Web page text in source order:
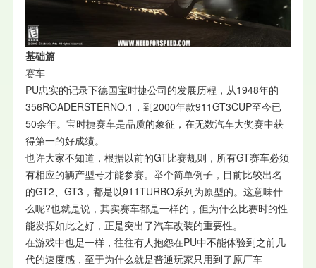
基础篇
赛车
PU忠实的记录下德国宝时捷公司的发展历程，从1948年的
356ROADERSTERNO.1，到2000年款911GT3CUP至今已
50余年。宝时捷赛车是品质的象征，在无数汽车大奖赛中获
得第一的好成绩。
也许大家不知道，根据以前的GT比赛规则，所有GT赛车必须
有相应的辆产型号才能参赛。举个简单例子，目前比较出名
的GT2、GT3，都是以911TURBO系列为原型的。这意味什
么呢?也就是说，其实赛车都是一样的，但为什么比赛时的性
能发挥如此之好，正是突出了汽车改装的重要性。
在游戏中也是一样，往往有人抱怨在PU中不能体验到之前几
代的速度感，至于为什么就是普通玩家只用到了原厂车